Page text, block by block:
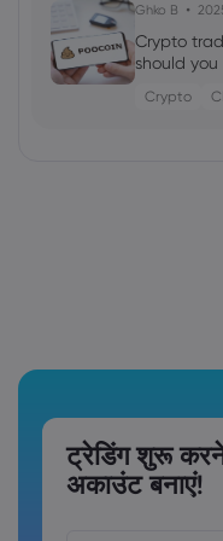
Ghko B
Crypto
should you
Crypto
ट्रेडिंग शुरू
अकाउंट बनाएं!